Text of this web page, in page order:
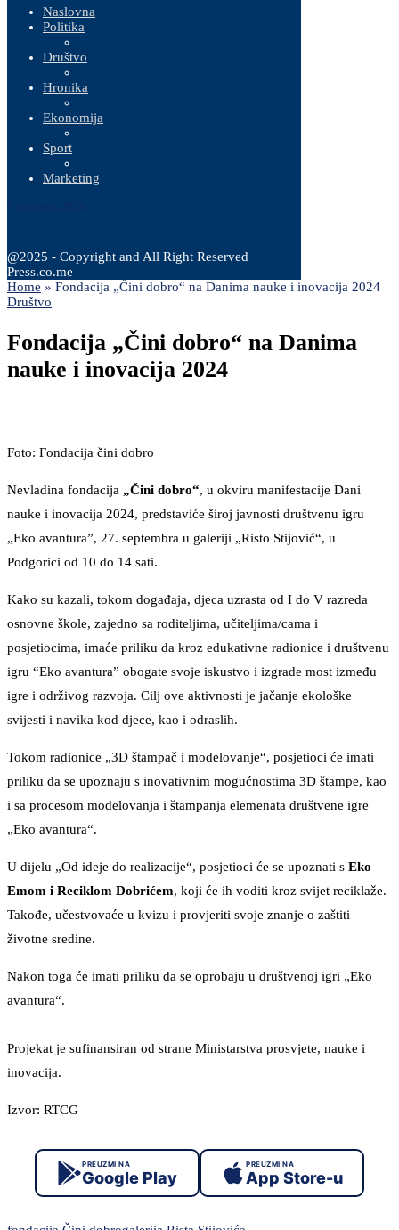
Naslovna
Politika
Društvo
Hronika
Ekonomija
Sport
Marketing
@2025 - Copyright and All Right Reserved
Press.co.me
Home » Fondacija „Čini dobro“ na Danima nauke i inovacija 2024
Društvo
Fondacija „Čini dobro“ na Danima
nauke i inovacija 2024
Foto: Fondacija čini dobro
Nevladina fondacija „Čini dobro“, u okviru manifestacije Dani
nauke i inovacija 2024, predstaviće široj javnosti društvenu igru
„Eko avantura”, 27. septembra u galeriji „Risto Stijović“, u
Podgorici od 10 do 14 sati.
Kako su kazali, tokom događaja, djeca uzrasta od I do V razreda
osnovne škole, zajedno sa roditeljima, učiteljima/cama i
posjetiocima, imaće priliku da kroz edukativne radionice i društvenu
igru “Eko avantura” obogate svoje iskustvo i izgrade most između
igre i održivog razvoja. Cilj ove aktivnosti je jačanje ekološke
svijesti i navika kod djece, kao i odraslih.
Tokom radionice „3D štampač i modelovanje“, posjetioci će imati
priliku da se upoznaju s inovativnim mogućnostima 3D štampe, kao
i sa procesom modelovanja i štampanja elemenata društvene igre
„Eko avantura“.
U dijelu „Od ideje do realizacije“, posjetioci će se upoznati s Eko
Emom i Reciklom Dobrićem, koji će ih voditi kroz svijet reciklaže.
Takođe, učestvovaće u kvizu i provjeriti svoje znanje o zaštiti
životne sredine.
Nakon toga će imati priliku da se oprobaju u društvenoj igri „Eko
avantura“.
Projekat je sufinansiran od strane Ministarstva prosvjete, nauke i
inovacija.
Izvor: RTCG
PREUZMI NA
Google Play
PREUZMI NA
App Store-u